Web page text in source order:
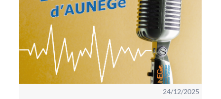
24/12/2025